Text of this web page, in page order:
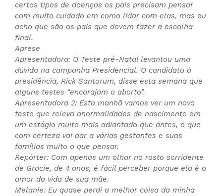
certos tipos de doenças os pais precisam pensar
com muito cuidado em como lidar com elas, mas eu
acho que são os pais que devem fazer a escolha
final.
Aprese
Apresentadora: O Teste pré-Natal levantou uma
dúvida na campanha Presidencial. O candidato à
presidência, Rick Santorum, disse esta semana que
alguns testes “encorajam o aborto”.
Apresentadora 2: Esta manhã vamos ver um novo
teste que releva anormalidades de nascimento em
um estágio muito mais adiantado que antes, o que
com certeza vai dar a várias gestantes e suas
famílias muito o que pensar.
Repórter: Com apenas um olhar no rosto sorridente
de Gracie, de 4 anos, é fácil perceber porque ela é o
amor da vida de sua mãe.
Melanie: Eu quase perdi a melhor coisa da minha